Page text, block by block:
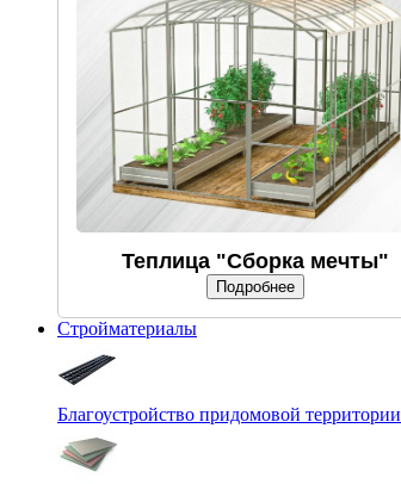
Теплица "Сборка мечты"
Подробнее
Стройматериалы
Благоустройство придомовой территории